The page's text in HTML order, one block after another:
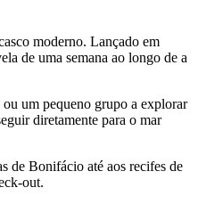
moderno. Lançado em
de uma semana ao longo de a
um pequeno grupo a explorar
diretamente para o mar
de Bonifácio até aos recifes de
out.